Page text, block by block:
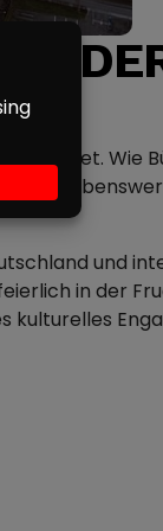
Wie
und
in der
kulturelles